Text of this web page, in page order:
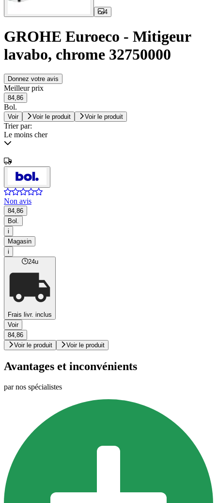
4
GROHE Euroeco - Mitigeur
lavabo, chrome 32750000
Donnez votre avis
Meilleur prix
84,86
Bol.
Voir Voir le produit Voir le produit
Trier par:
Le moins cher
Non avis
84,86
Bol.
i
Magasin
i
24u
Frais livr. inclus
Voir
84,86
Voir le produit
Voir le produit
Avantages et inconvénients
par nos spécialistes